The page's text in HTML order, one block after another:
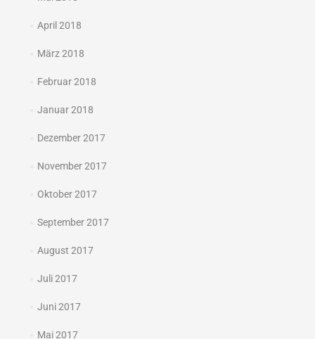
April 2018
März 2018
Februar 2018
Januar 2018
Dezember 2017
November 2017
Oktober 2017
September 2017
August 2017
Juli 2017
Juni 2017
Mai 2017